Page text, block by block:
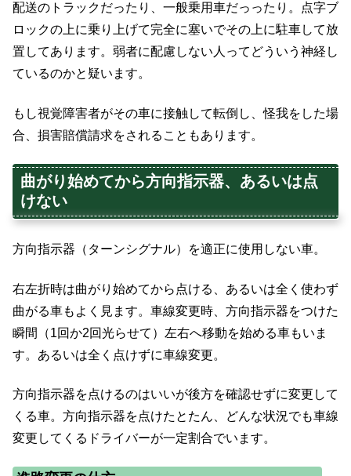
配送のトラックだったり、一般乗用車だっったり。点字ブ
ロックの上に乗り上げて完全に塞いでその上に駐車して放
置してあります。弱者に配慮しない人ってどういう神経し
ているのかと疑います。
もし視覚障害者がその車に接触して転倒し、怪我をした場
合、損害賠償請求をされることもあります。
曲がり始めてから方向指示器、あるいは点
けない
方向指示器（ターンシグナル）を適正に使用しない車。
右左折時は曲がり始めてから点ける、あるいは全く使わず
曲がる車もよく見ます。車線変更時、方向指示器をつけた
瞬間（1回か2回光らせて）左右へ移動を始める車もいま
す。あるいは全く点けずに車線変更。
方向指示器を点けるのはいいが後方を確認せずに変更して
くる車。方向指示器を点けたとたん、どんな状況でも車線
変更してくるドライバーが一定割合でいます。